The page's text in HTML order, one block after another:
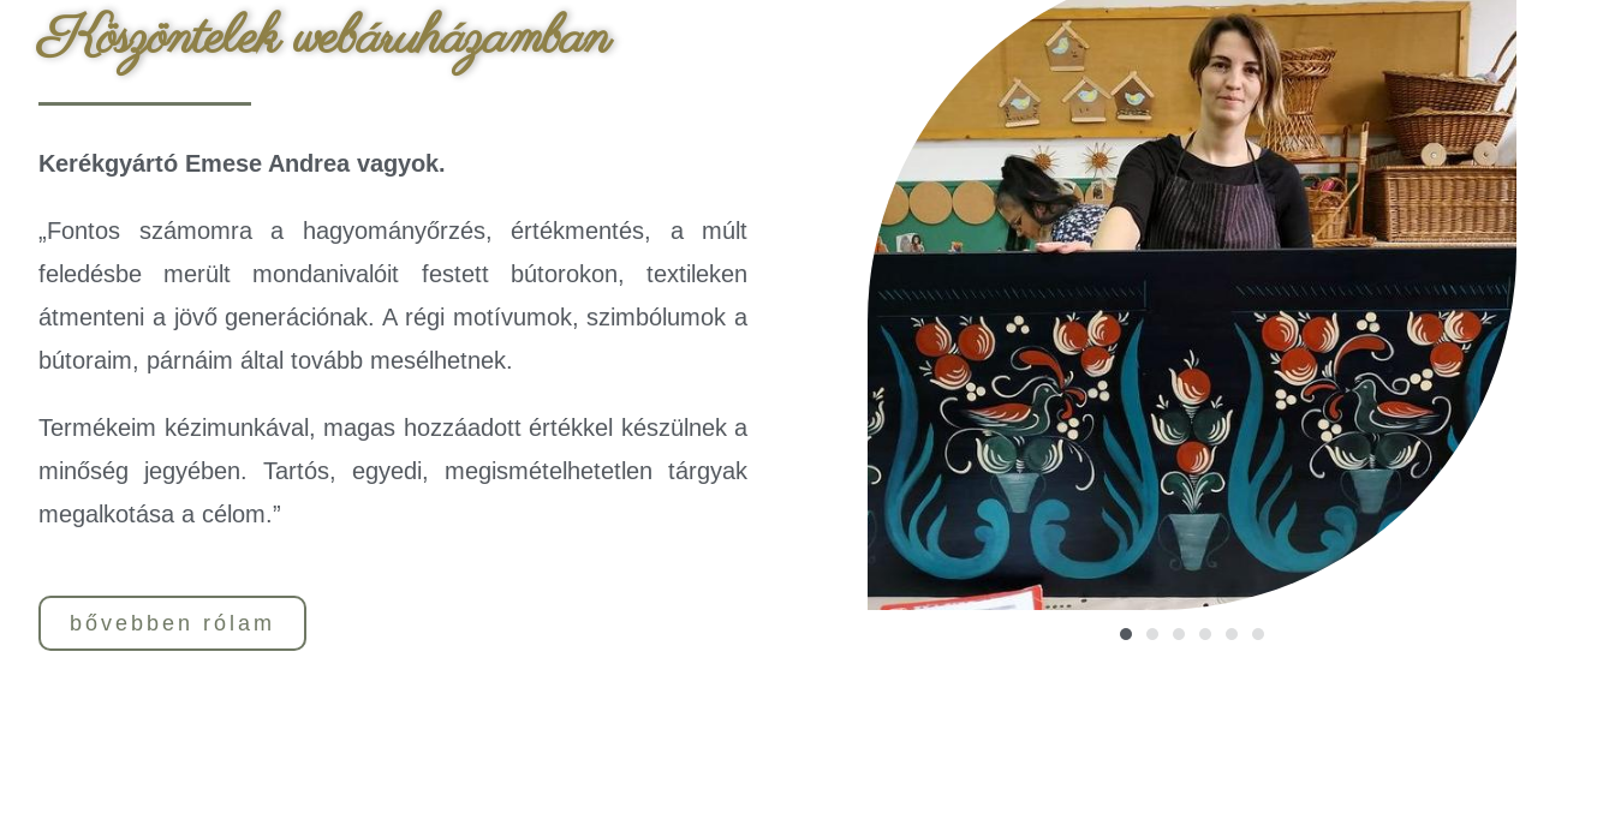
Köszöntelek webáruházamban
Kerékgyártó Emese Andrea vagyok.
„Fontos számomra a hagyományőrzés, értékmentés, a múlt
feledésbe merült mondanivalóit festett bútorokon, textileken
átmenteni a jövő generációnak. A régi motívumok, szimbólumok a
bútoraim, párnáim által tovább mesélhetnek.
Termékeim kézimunkával, magas hozzáadott értékkel készülnek a
minőség jegyében. Tartós, egyedi, megismételhetetlen tárgyak
megalkotása a célom.”
bővebben rólam